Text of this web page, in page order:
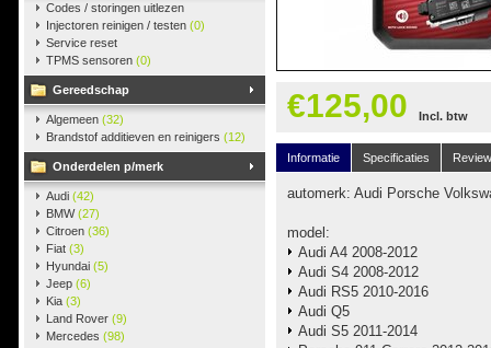
Codes / storingen uitlezen
Injectoren reinigen / testen (0)
Service reset
TPMS sensoren (0)
Gereedschap
Algemeen (32)
Brandstof additieven en reinigers (12)
Onderdelen p/merk
Audi (42)
BMW(27)
Citroen (36)
Fiat (3)
Hyundai (5)
Jeep (6)
Kia (3)
Land Rover (9)
Mercedes (98)
€125,00 Incl. btw
Informatie Specificaties
automerk: Audi Porsche
model:
Audi A4 2008-2012
Audi S4 2008-2012
Audi RS5 2010-2016
Audi Q5
Audi S5 2011-2014